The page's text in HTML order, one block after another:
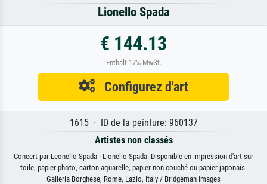
Lionello Spada
€ 144.13
Enthält 17% MwSt.
Configurez d'art
1615 · ID de la peinture: 960137
Artistes non classés
Concert par Leonello Spada · Lionello Spada. Disponible en impression d'art sur
toile, papier photo, carton aquarelle, papier non couché ou papier japonais.
Galleria Borghese, Rome, Lazio, Italy / Bridgeman Images